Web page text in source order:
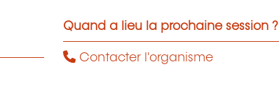
Quand a lieu la prochaine session ?
Contacter l'organisme